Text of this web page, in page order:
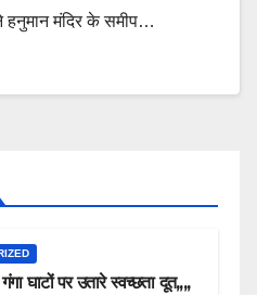
हनुमान मंदिर के समीप…
घाटों पर उतारे स्वच्छता दूत,,,,